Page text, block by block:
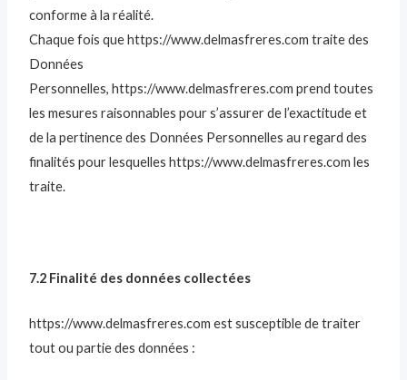
conforme à la réalité.
Chaque fois que https://www.delmasfreres.com traite des
Données
Personnelles, https://www.delmasfreres.com prend toutes
les mesures raisonnables pour s’assurer de l’exactitude et
de la pertinence des Données Personnelles au regard des
finalités pour lesquelles https://www.delmasfreres.com les
traite.
7.2 Finalité des données collectées
https://www.delmasfreres.com est susceptible de traiter
tout ou partie des données :